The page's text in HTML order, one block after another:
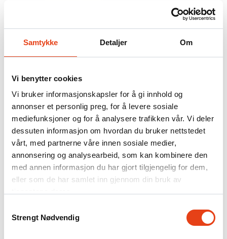
Samtykke Detaljer Om
Vi benytter cookies
Vi bruker informasjonskapsler for å gi innhold og
annonser et personlig preg, for å levere sosiale
mediefunksjoner og for å analysere trafikken vår. Vi deler
dessuten informasjon om hvordan du bruker nettstedet
vårt, med partnerne våre innen sosiale medier,
annonsering og analysearbeid, som kan kombinere den
med annen informasjon du har gjort tilgjengelig for dem,
eller som de har samlet inn gjennom din bruk av
Strengt Nødvendig
Kurs
Produkter
Godkjenninger
Ledige stillinger
Partnerskap og vekst
Referanseprosjekter
Kontakt
.NO
DK
FI
SE
Søk